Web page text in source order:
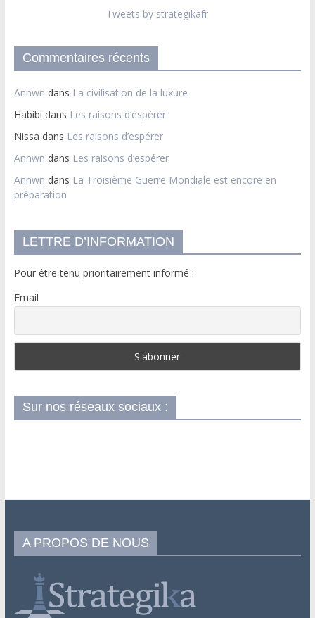
Tweets by strategikafr
Commentaires récents
Annwn dans La civilisation de la luxure
Habibi dans Les raisons d’espérer
Nissa dans Les raisons d’espérer
Annwn dans Les raisons d’espérer
Annwn dans La Troisième Guerre Mondiale est encore en
préparation
LETTRE D’INFORMATION
Pour être tenu prioritairement informé :
Email
Sur nos réseaux sociaux :
A PROPOS DE NOUS